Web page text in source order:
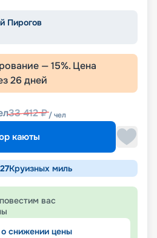
Пирогов
—15%. Цена
26дней
33 412₽/ чел
каюты
Круизных миль
вас
о снижении цены